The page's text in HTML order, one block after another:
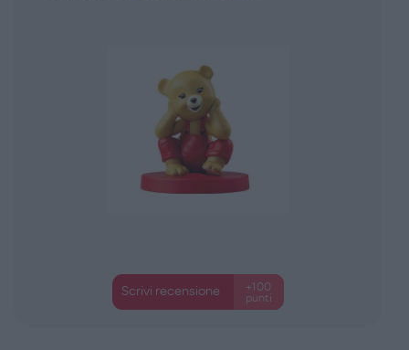
Scrivi recensione
+100
punti